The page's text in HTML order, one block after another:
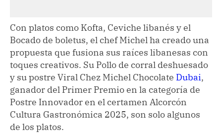
Con platos como Kofta, Ceviche libanés y el
Bocado de boletus, el chef Michel ha creado una
propuesta que fusiona sus raíces libanesas con
toques creativos. Su Pollo de corral deshuesado
y su postre Viral Chez Michel Chocolate Dubai,
ganador del Primer Premio en la categoría de
Postre Innovador en el certamen Alcorcón
Cultura Gastronómica 2025, son solo algunos
de los platos.